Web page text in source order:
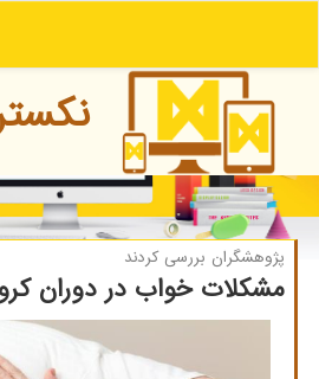
پژوهشگران بررسی كردند
مشكلات خواب در دوران